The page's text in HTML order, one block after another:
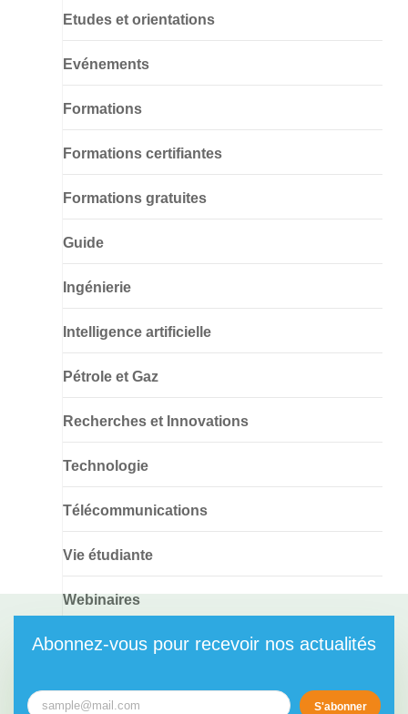
Etudes et orientations
Evénements
Formations
Formations certifiantes
Formations gratuites
Guide
Ingénierie
Intelligence artificielle
Pétrole et Gaz
Recherches et Innovations
Technologie
Télécommunications
Vie étudiante
Webinaires
Abonnez-vous pour recevoir nos actualités
S'abonner